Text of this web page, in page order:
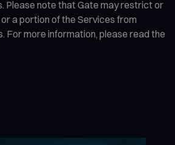
Please note that Gate may restrict or
a portion of the Services from
For more information, please read the